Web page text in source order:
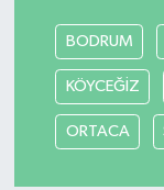
BODRUM
KÖYCEĞİZ
ORTACA
SEÇİM 2011
ÜÇÜNCÜ